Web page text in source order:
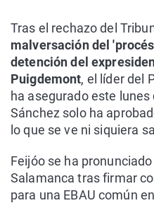
Tras el rechazo del
malversación del
detención del
Puigdemont, el líder del
ha asegurado este
Sánchez solo ha
lo que se ve ni siquiera
Feijóo se ha
Salamanca tras firmar
para una EBAU común